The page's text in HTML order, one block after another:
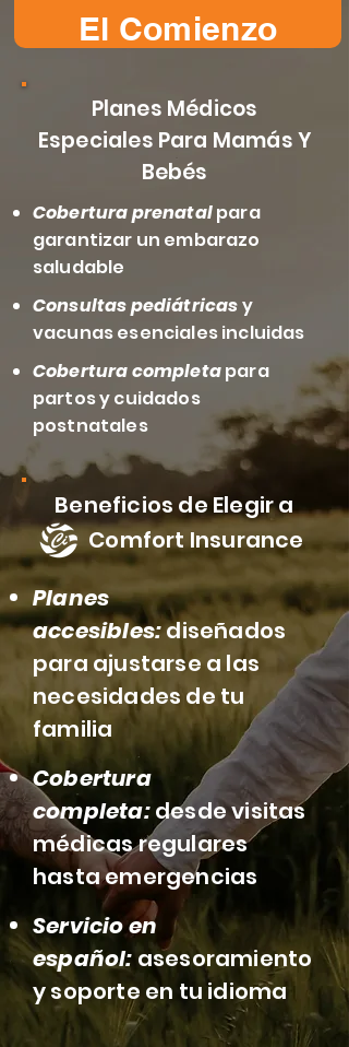
El Comienzo
Planes Médicos
Especiales Para Mamás Y
Bebés
Cobertura prenatalpara
garantizar un embarazo
saludable
Consultas pediátricasy
vacunas esenciales incluidas
Cobertura completapara
partos y cuidados
postnatales
Beneficios de Elegir a
Comfort Insurance
Planes
accesibles:diseñados
para ajustarse a las
necesidades de tu
familia
Cobertura
completa:desde visitas
médicas regulares
hasta emergencias
Servicio en
español: asesoramiento
y soporte en tu idioma